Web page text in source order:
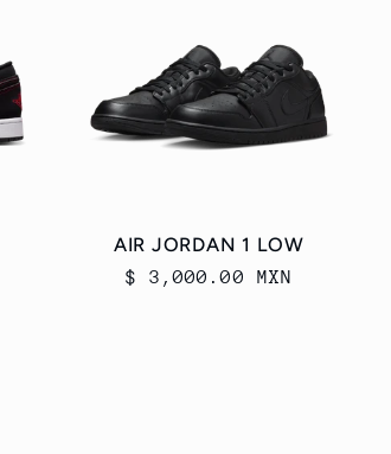
AIR JORDAN 1 LOW
Precio
$ 3,000.00 MXN